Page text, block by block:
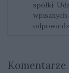
spółki.
Komentarze